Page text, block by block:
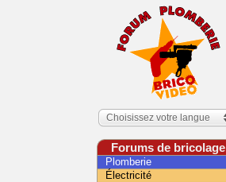
Choisissez votre langue
Forums de bricolage
Plomberie
Électricité